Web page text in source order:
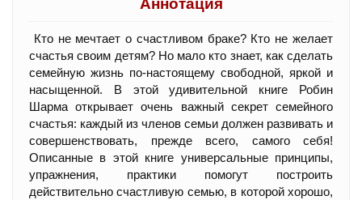
Аннотация
Кто не мечтает о счастливом браке? Кто не желает
счастья своим детям? Но мало кто знает, как сделать
семейную жизнь по-настоящему свободной, яркой и
насыщенной. В этой удивительной книге Робин
Шарма открывает очень важный секрет семейного
счастья: каждый из членов семьи должен развивать и
совершенствовать, прежде всего, самого себя!
Описанные в этой книге универсальные принципы,
упражнения, практики помогут построить
действительно счастливую семью, в которой хорошо,